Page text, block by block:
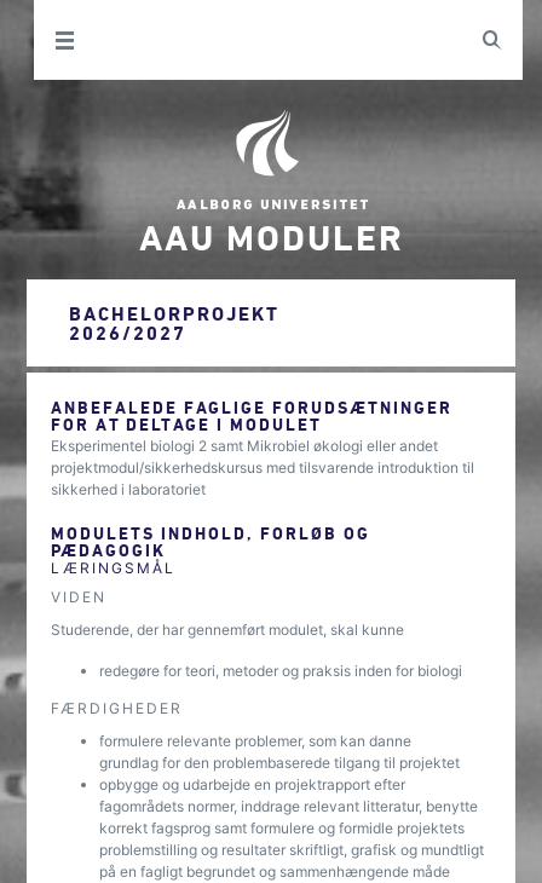
AAU MODULER
BACHELORPROJEKT
2026/2027
ANBEFALEDE FAGLIGE FORUDSÆTNINGER
FOR AT DELTAGE I MODULET
Eksperimentel biologi 2 samt Mikrobiel økologi eller andet
projektmodul/sikkerhedskursus med tilsvarende introduktion til
sikkerhed i laboratoriet
MODULETS INDHOLD, FORLØB OG
PÆDAGOGIK
LÆRINGSMÅL
VIDEN
Studerende, der har gennemført modulet, skal kunne
redegøre for teori, metoder og praksis inden for biologi
FÆRDIGHEDER
formulere relevante problemer, som kan danne
grundlag for den problembaserede tilgang til projektet
opbygge og udarbejde en projektrapport efter
fagområdets normer, inddrage relevant litteratur, benytte
korrekt fagsprog samt formulere og formidle projektets
problemstilling og resultater skriftligt, grafisk og mundtligt
på en fagligt begrundet og sammenhængende måde